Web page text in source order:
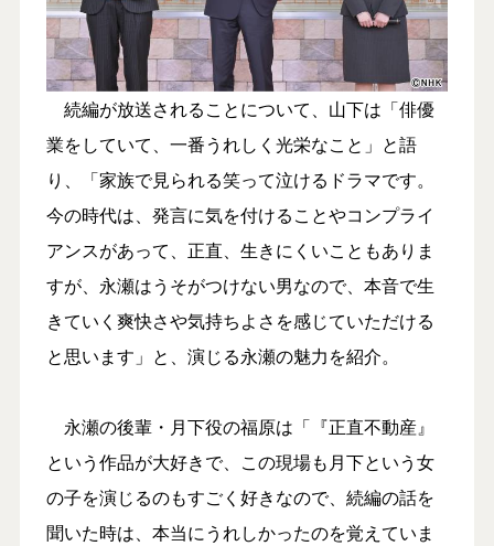
続編が放送されることについて、山下は「俳優
業をしていて、一番うれしく光栄なこと」と語
り、「家族で見られる笑って泣けるドラマです。
今の時代は、発言に気を付けることやコンプライ
アンスがあって、正直、生きにくいこともありま
すが、永瀬はうそがつけない男なので、本音で生
きていく爽快さや気持ちよさを感じていただける
と思います」と、演じる永瀬の魅力を紹介。
永瀬の後輩・月下役の福原は「『正直不動産』
という作品が大好きで、この現場も月下という女
の子を演じるのもすごく好きなので、続編の話を
聞いた時は、本当にうれしかったのを覚えていま